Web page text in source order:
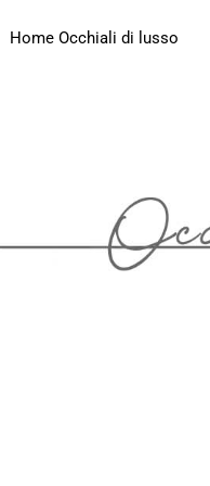
Home Occhiali di lusso